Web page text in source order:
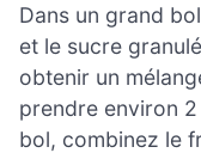
Dans un grand
et le sucre granulé
obtenir un
prendre environ
bol, combinez le